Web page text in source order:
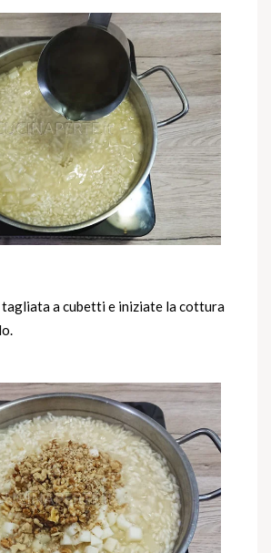
a cubetti e iniziate la cottura